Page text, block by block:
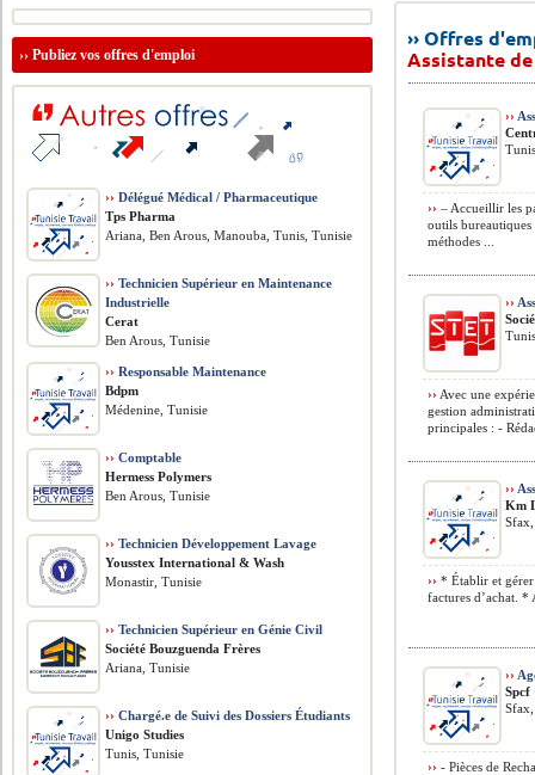
›› Offres
Assistante
››
›› – Accueillir les
outils
méthodes ...
››
›› Avec une
gestion
principales : -
››
Km
›› * Établir et gérer
factures d’achat.
››
Spcf
›› - Pièces de
››Publiez vos offres d'emploi
›› Délégué Médical / Pharmaceutique
Tps Pharma
Ariana, Ben Arous, Manouba, Tunis, Tunisie
›› Technicien Supérieur en Maintenance
Industrielle
Cerat
Ben Arous, Tunisie
›› Responsable Maintenance
Bdpm
Médenine, Tunisie
›› Comptable
Hermess Polymers
Ben Arous, Tunisie
›› Technicien Développement Lavage
Yousstex International & Wash
Monastir, Tunisie
›› Technicien Supérieur en Génie Civil
Société Bouzguenda Frères
Ariana, Tunisie
›› Chargé.e de Suivi des Dossiers Étudiants
Unigo Studies
Tunis, Tunisie